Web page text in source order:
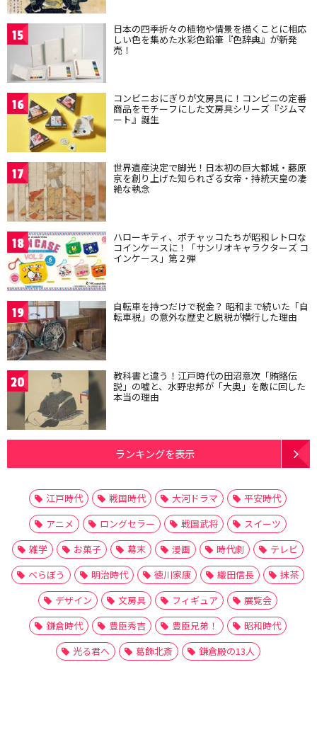
15 日本の四季折々の植物や情景を描くことに相応
しい色を集めた水彩色鉛筆『色辞典』が新発
売！
16 コンビニおにぎりが文房具に！コンビニの定番
商品をモチーフにした文房具シリーズ『ジムマ
ート』誕生
17 世界遺産決定で脚光！日本初の巨大都城・藤原
京を創り上げた知られざる女帝・持統天皇の凄
絶な執念
18 ハローキティ、ポチャッコたちが昭和レトロな
コインケースに！「サンリオキャラクターズ コ
インケース」第２弾
19 自転車を持つだけで税金？ 昭和まで続いた「自
転車税」の意外な歴史と脱税が横行した理由
20 教科書と違う！江戸時代の田沼意次「賄賂伝
説」の嘘と、水野忠邦が「大奥」を敵に回した
本当の理由
ランキングを表示
江戸時代 戦国時代 大河ドラマ
平安時代
アニメ
ロングセラー 戦国武将
スイーツ
雑学
お菓子 幕末 漫画 時代劇
テレビ
べらぼう
明治時代 徳川家康 織田信長
抹茶
デザイン
文房具 フィギュア
展覧会
鎌倉時代
豊臣秀吉 豊臣兄弟！
昭和時代
光る君へ
葛飾北斎 鎌倉殿の13人